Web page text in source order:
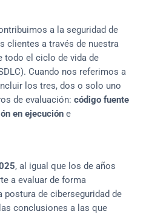
a la seguridad de
todo el ciclo de vida de
Cuando nos referimos a
los tres, dos o solo uno
de evaluación: código fuente
en ejecución
, al igual que los de años
a evaluar de forma
de ciberseguridad de
conclusiones a las que